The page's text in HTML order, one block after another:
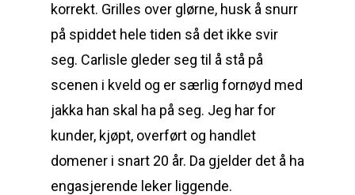
korrekt. Grilles over glørne, husk å snurr
på spiddet hele tiden så det ikke svir
seg. Carlisle gleder seg til å stå på
scenen i kveld og er særlig fornøyd med
jakka han skal ha på seg. Jeg har for
kunder, kjøpt, overført og handlet
domener i snart 20 år. Da gjelder det å ha
engasjerende leker liggende.